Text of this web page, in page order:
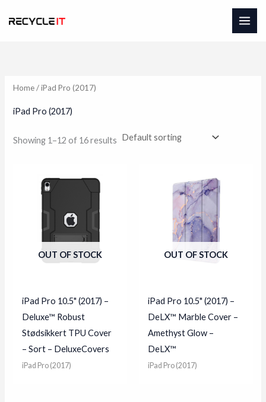
Home/ iPad Pro (2017)
iPad Pro (2017)
Showing 1–12 of 16 results
OUT OF STOCK
iPad Pro 10.5" (2017) –
Deluxe™ Robust
Stødsikkert TPU Cover
– Sort – DeluxeCovers
iPad Pro (2017)
OUT OF STOCK
iPad Pro 10.5" (2017) –
DeLX™ Marble Cover –
Amethyst Glow –
DeLX™
iPad Pro (2017)